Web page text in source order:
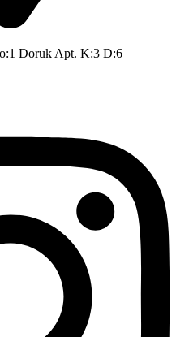
Doruk Apt. K:3 D:6